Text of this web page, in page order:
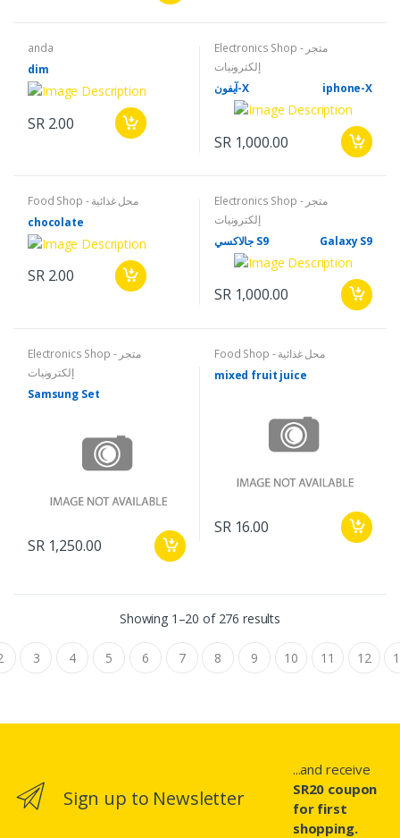
anda
dim
SR 2.00
Electronics Shop - متجر
إلكترونيات
آيفون-X
iphone-X
SR 1,000.00
Food Shop - محل غذائية
chocolate
SR 2.00
Electronics Shop - متجر
إلكترونيات
جالاكسي S9
Galaxy S9
SR 1,000.00
Electronics Shop - متجر
إلكترونيات
Samsung Set
SR 1,250.00
Food Shop - محل غذائية
mixed fruit juice
SR 16.00
Showing 1–20 of 276 results
3 4 5 6 7 8 9 10 11 12
Sign up to Newsletter
...and receive
SR20 coupon
for first
shopping.